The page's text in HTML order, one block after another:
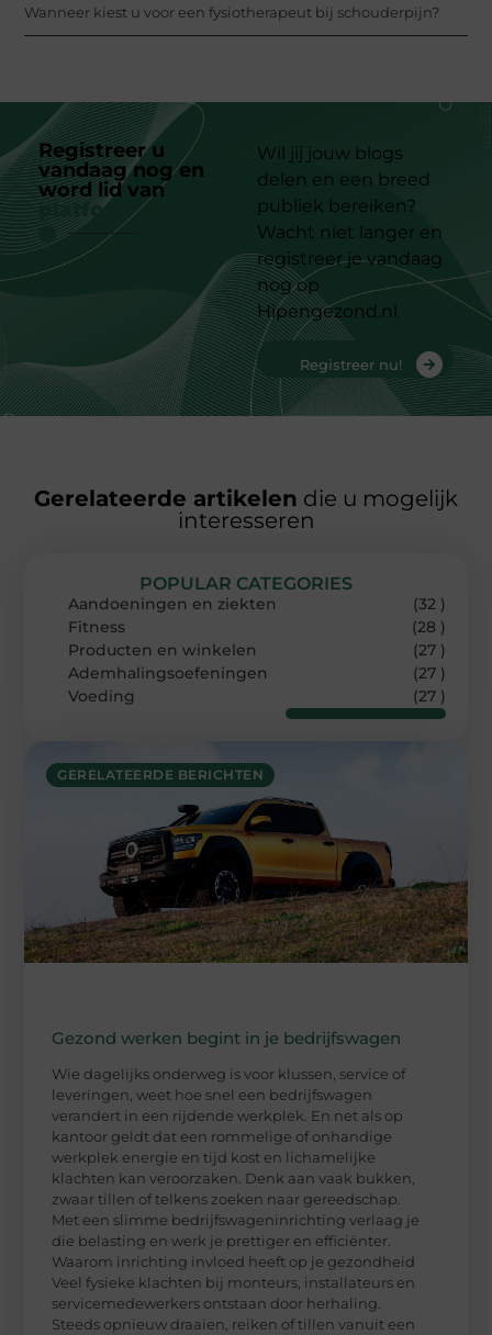
Wanneer kiest u voor een fysiotherapeut bij schouderpijn?
Registreer u
vandaag nog en
word lid van
platform
Wil jij jouw blogs
delen en een breed
publiek bereiken?
Wacht niet langer en
registreer je vandaag
nog op
Hipengezond.nl
Registreer nu!
Gerelateerde artikelen die u mogelijk
interesseren
GERELATEERDE BERICHTEN
Gezond werken begint in je bedrijfswagen
Wie dagelijks onderweg is voor klussen, service of
leveringen, weet hoe snel een bedrijfswagen
verandert in een rijdende werkplek. En net als op
kantoor geldt dat een rommelige of onhandige
werkplek energie en tijd kost en lichamelijke
klachten kan veroorzaken. Denk aan vaak bukken,
zwaar tillen of telkens zoeken naar gereedschap.
Met een slimme bedrijfswageninrichting verlaag je
die belasting en werk je prettiger en efficiënter.
Waarom inrichting invloed heeft op je gezondheid
Veel fysieke klachten bij monteurs, installateurs en
servicemedewerkers ontstaan door herhaling.
Steeds opnieuw draaien, reiken of tillen vanuit een
POPULAR CATEGORIES
Aandoeningen en ziekten
(32 )
Fitness
(28 )
Producten en winkelen
(27 )
Ademhalingsoefeningen
(27 )
Voeding
(27 )